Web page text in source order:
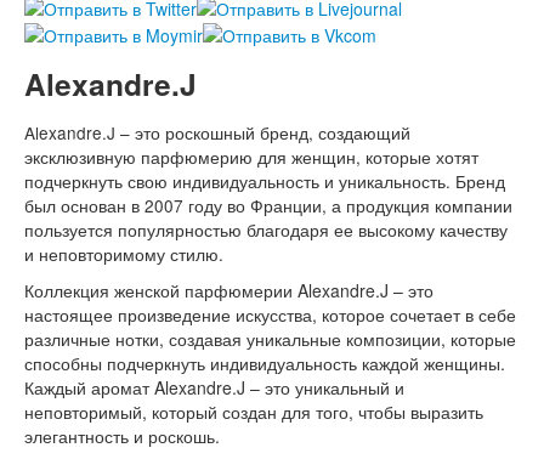
Alexandre.J
Alexandre.J – это роскошный бренд, создающий
эксклюзивную парфюмерию для женщин, которые хотят
подчеркнуть свою индивидуальность и уникальность. Бренд
был основан в 2007 году во Франции, а продукция компании
пользуется популярностью благодаря ее высокому качеству
и неповторимому стилю.
Коллекция женской парфюмерии Alexandre.J – это
настоящее произведение искусства, которое сочетает в себе
различные нотки, создавая уникальные композиции, которые
способны подчеркнуть индивидуальность каждой женщины.
Каждый аромат Alexandre.J – это уникальный и
неповторимый, который создан для того, чтобы выразить
элегантность и роскошь.